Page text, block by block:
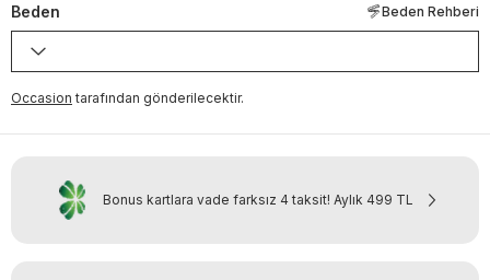
Beden Beden Rehberi
Occasion tarafından gönderilecektir.
Bonus kartlara vade farksız 4 taksit! Aylık 499 TL